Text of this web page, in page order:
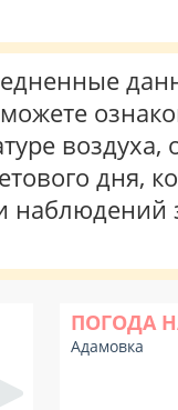
воздуха,
дня,
наблюдений
ПОГОДА
Адамовка